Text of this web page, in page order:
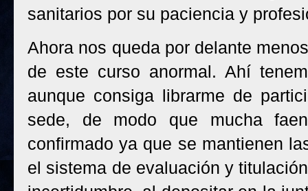
sanitarios por su paciencia y
Ahora nos queda por delante
de este curso anormal. Ahí
aunque consiga librarme de
sede, de modo que mucha
confirmado ya que se mantienen
el sistema de evaluación y